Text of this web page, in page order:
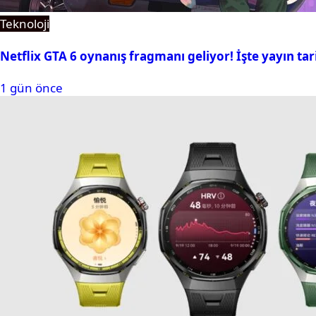
Teknoloji
Netflix GTA 6 oynanış fragmanı geliyor! İşte yayın
1 gün önce